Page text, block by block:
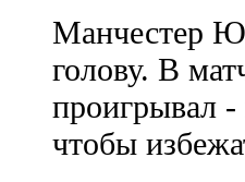
Манчестер
голову. В
проигрывал -
чтобы